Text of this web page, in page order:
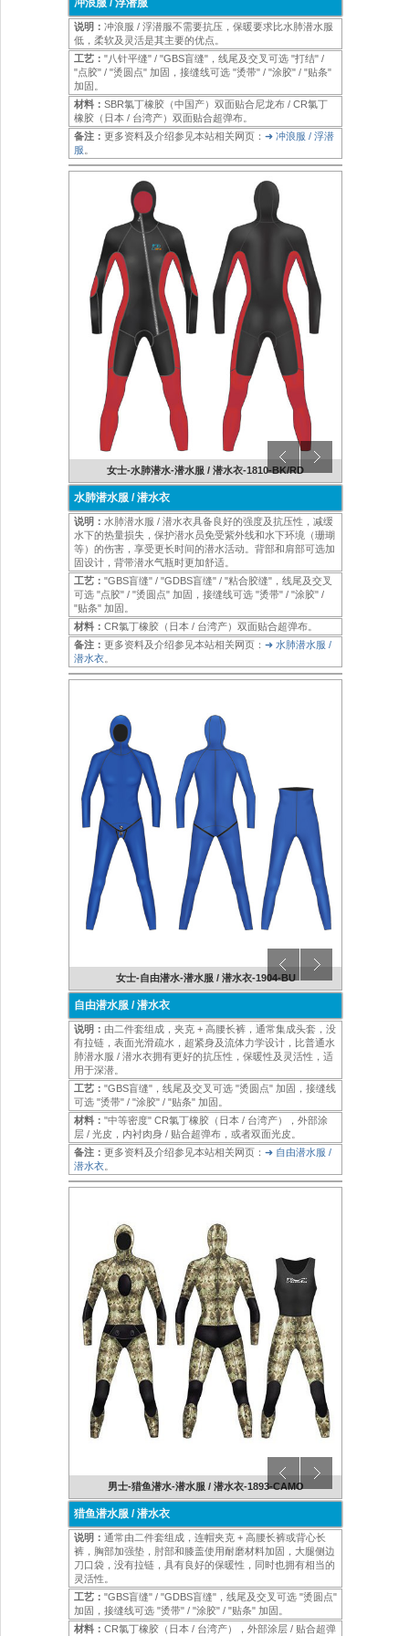
冲浪服 / 浮潜服
说明： 冲浪服 / 浮潜服不需要抗压，保暖要求比水肺潜水服
低，柔软及灵活是其主要的优点。
工艺： "八针平缝" / "GBS盲缝"，线尾及交叉可选 "打结" /
"点胶" / "烫圆点" 加固，接缝线可选 "烫带" / "涂胶" / "贴条"
加固。
材料： SBR氯丁橡胶（中国产）双面贴合尼龙布 / CR氯丁
橡胶（日本 / 台湾产）双面贴合超弹布。
备注： 更多资料及介绍参见本站相关网页： ➜ 冲浪服 / 浮潜
服
女士-水肺潜水-潜水服 / 潜水衣-1810-BK/RD
水肺潜水服 / 潜水衣
说明： 水肺潜水服 / 潜水衣具备良好的强度及抗压性，减缓
水下的热量损失，保护潜水员免受紫外线和水下环境（珊瑚
等）的伤害，享受更长时间的潜水活动。背部和肩部可选加
固设计，背带潜水气瓶时更加舒适。
工艺： "GBS盲缝" / "GDBS盲缝" / "粘合胶缝"，线尾及交叉
可选 "点胶" / "烫圆点" 加固，接缝线可选 "烫带" / "涂胶" /
"贴条" 加固。
材料： CR氯丁橡胶（日本 / 台湾产）双面贴合超弹布。
备注： 更多资料及介绍参见本站相关网页： ➜ 水肺潜水服 /
潜水衣
女士-自由潜水-潜水服 / 潜水衣-1904-BU
自由潜水服 / 潜水衣
说明： 由二件套组成，夹克 + 高腰长裤，通常集成头套，没
有拉链，表面光滑疏水，超紧身及流体力学设计，比普通水
肺潜水服 / 潜水衣拥有更好的抗压性，保暖性及灵活性，适
用于深潜。
工艺： "GBS盲缝"，线尾及交叉可选 "烫圆点" 加固，接缝线
可选 "烫带" / "涂胶" / "贴条" 加固。
材料： "中等密度" CR氯丁橡胶（日本 / 台湾产），外部涂
层 / 光皮，内衬肉身 / 贴合超弹布，或者双面光皮。
备注： 更多资料及介绍参见本站相关网页： ➜ 自由潜水服 /
潜水衣。
男士-猎鱼潜水-潜水服 / 潜水衣-1893-CAMO
猎鱼潜水服 / 潜水衣
说明： 通常由二件套组成，连帽夹克 + 高腰长裤或背心长
裤，胸部加强垫，肘部和膝盖使用耐磨材料加固，大腿侧边
刀口袋，没有拉链，具有良好的保暖性，同时也拥有相当的
灵活性。
工艺： "GBS盲缝" / "GDBS盲缝"，线尾及交叉可选 "烫圆点"
加固，接缝线可选 "烫带" / "涂胶" / "贴条" 加固。
材料： CR氯丁橡胶（日本 / 台湾产），外部涂层 / 贴合超弹